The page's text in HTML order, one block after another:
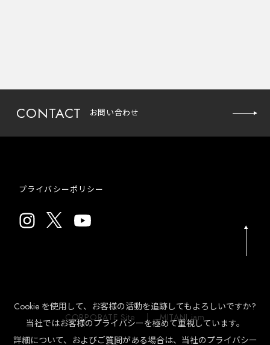
合わせ
CONTACT お問い合わせ
プライバシーポリシー
CORPORATE Site MITANI jam
Cookie を使用して、お客様の活動を追跡してもよろしいですか?
当社ではお客様のプライバシーを極めて重視しています。
詳細について、およびご質問がある場合は、当社のプライバシー